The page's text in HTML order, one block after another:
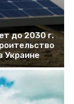
до 2030 г.
Украине